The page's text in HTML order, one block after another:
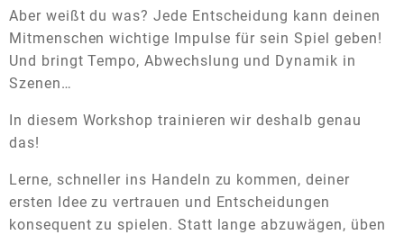
Aber weißt du was? Jede Entscheidung kann deinen
Mitmenschen wichtige Impulse für sein Spiel geben!
Und bringt Tempo, Abwechslung und Dynamik in
Szenen…
In diesem Workshop trainieren wir deshalb genau
das!
Lerne, schneller ins Handeln zu kommen, deiner
ersten Idee zu vertrauen und Entscheidungen
konsequent zu spielen. Statt lange abzuwägen, üben